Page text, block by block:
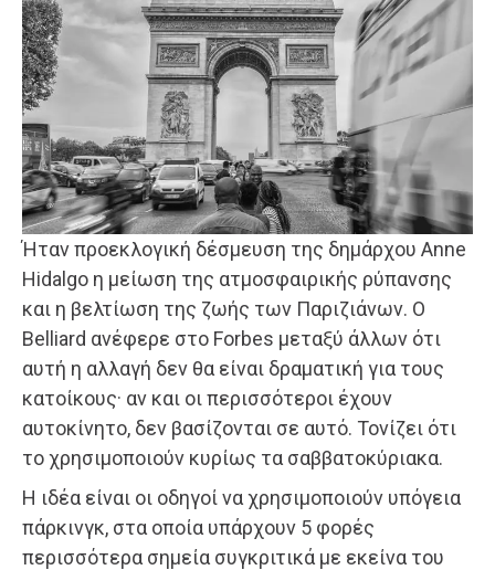
Ήταν προεκλογική δέσμευση της δημάρχου Anne
Hidalgo η μείωση της ατμοσφαιρικής ρύπανσης
και η βελτίωση της ζωής των Παριζιάνων. Ο
Belliard ανέφερε στο Forbes μεταξύ άλλων ότι
αυτή η αλλαγή δεν θα είναι δραματική για τους
κατοίκους· αν και οι περισσότεροι έχουν
αυτοκίνητο, δεν βασίζονται σε αυτό. Τονίζει ότι
το χρησιμοποιούν κυρίως τα σαββατοκύριακα.
Η ιδέα είναι οι οδηγοί να χρησιμοποιούν υπόγεια
πάρκινγκ, στα οποία υπάρχουν 5 φορές
περισσότερα σημεία συγκριτικά με εκείνα του